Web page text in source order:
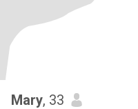
Mary, 33